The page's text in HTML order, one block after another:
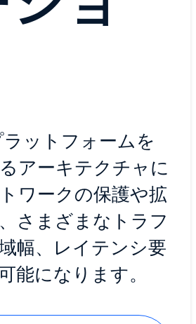
ットフォームを
アーキテクチャに
ワークの保護や拡
さまざまなトラフ
幅、レイテンシ要
能になります。